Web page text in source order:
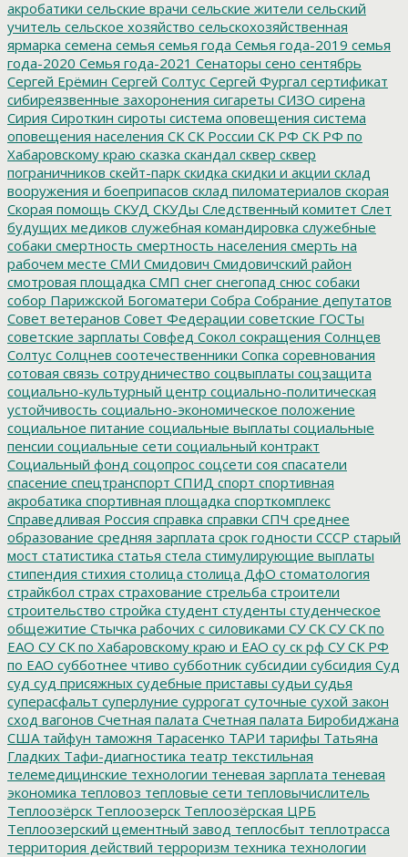
акробатики сельские врачи сельские жители сельский
учитель сельское хозяйство сельскохозяйственная
ярмарка семена семья семья года Семья года-2019 семья
года-2020 Семья года-2021 Сенаторы сено сентябрь
Сергей Ерёмин Сергей Солтус Сергей Фургал сертификат
сибиреязвенные захоронения сигареты СИЗО сирена
Сирия Сироткин сироты система оповещения система
оповещения населения СК СК России СК РФ СК РФ по
Хабаровскому краю сказка скандал сквер сквер
пограничников скейт-парк скидка скидки и акции склад
вооружения и боеприпасов склад пиломатериалов скорая
Скорая помощь СКУД СКУДы Следственный комитет Слет
будущих медиков служебная командировка служебные
собаки смертность смертность населения смерть на
рабочем месте СМИ Смидович Смидовичский район
смотровая площадка СМП снег снегопад снюс собаки
собор Парижской Богоматери Собра Собрание депутатов
Совет ветеранов Совет Федерации советские ГОСТы
советские зарплаты Совфед Сокол сокращения Солнцев
Солтус Солцнев соотечественники Сопка соревнования
сотовая связь сотрудничество соцвыплаты соцзащита
социально-культурный центр социально-политическая
устойчивость социально-экономическое положение
социальное питание социальные выплаты социальные
пенсии социальные сети социальный контракт
Социальный фонд соцопрос соцсети соя спасатели
спасение спецтранспорт СПИД спорт спортивная
акробатика спортивная площадка спорткомплекс
Справедливая Россия справка справки СПЧ среднее
образование средняя зарплата срок годности СССР старый
мост статистика статья стела стимулирующие выплаты
стипендия стихия столица столица ДфО стоматология
страйкбол страх страхование стрельба строители
строительство стройка студент студенты студенческое
общежитие Стычка рабочих с силовиками СУ СК СУ СК по
ЕАО СУ СК по Хабаровскому краю и ЕАО су ск рф СУ СК РФ
по ЕАО субботнее чтиво субботник субсидии субсидия Суд
суд суд присяжных судебные приставы судьи судья
суперасфальт суперлуние суррогат суточные сухой закон
сход вагонов Счетная палата Счетная палата Биробиджана
США тайфун таможня Тарасенко ТАРИ тарифы Татьяна
Гладких Тафи-диагностика театр текстильная
телемедицинские технологии теневая зарплата теневая
экономика тепловоз тепловые сети тепловычислитель
Теплоозёрск Теплоозерск Теплоозёрская ЦРБ
Теплоозерский цементный завод теплосбыт теплотрасса
территория действий терроризм техника технологии